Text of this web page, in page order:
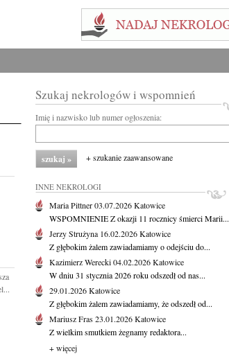
Szukaj nekrologów i wspomnień
Imię i nazwisko lub numer ogłoszenia:
+ szukanie zaawansowane
INNE NEKROLOGI
Maria Pittner03.07.2026Katowice
WSPOMNIENIE Z okazji 11 rocznicy śmierci Marii...
Jerzy Strużyna 16.02.2026Katowice
Z głębokim żalem zawiadamiamy o odejściu do...
Kazimierz Werecki04.02.2026Katowice
W dniu 31 stycznia 2026 roku odszedł od nas...
29.01.2026Katowice
Z głębokim żalem zawiadamiamy, że odszedł od...
Mariusz Fras23.01.2026Katowice
Z wielkim smutkiem żegnamy redaktora...
+ więcej